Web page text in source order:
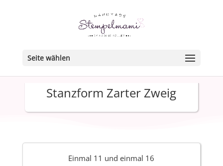
Seite wählen
Stanzform Zarter Zweig
Einmal 11 und einmal 16